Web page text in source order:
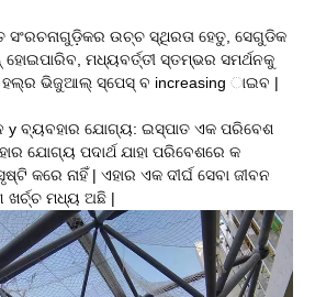
ସଂରଚନାଗୁଡ଼ିକର ଉଚ୍ଚ ସ୍ଥିରତା ହେତୁ, ସେଗୁଡିକ
ମଧ୍ୟବର୍ତ୍ତୀ ସ୍ତମ୍ଭର ସମର୍ଥନକୁ
ଭିଜୁଆଲ୍ ସ୍ପେସ୍ ବ increasing ାଇବ |
y ବ୍ୟବହାର ଯୋଗ୍ୟ: ଇସ୍ପାତ ଏକ ପରିବେଶ
ଯୋଗ୍ୟ ପଦାର୍ଥ ଯାହା ପରିବେଶରେ କ
କରେ ନାହିଁ | ଏହାର ଏକ ଦୀର୍ଘ ସେବା ଜୀବନ
ଖର୍ଚ୍ଚ ମଧ୍ୟ ଅଛି |